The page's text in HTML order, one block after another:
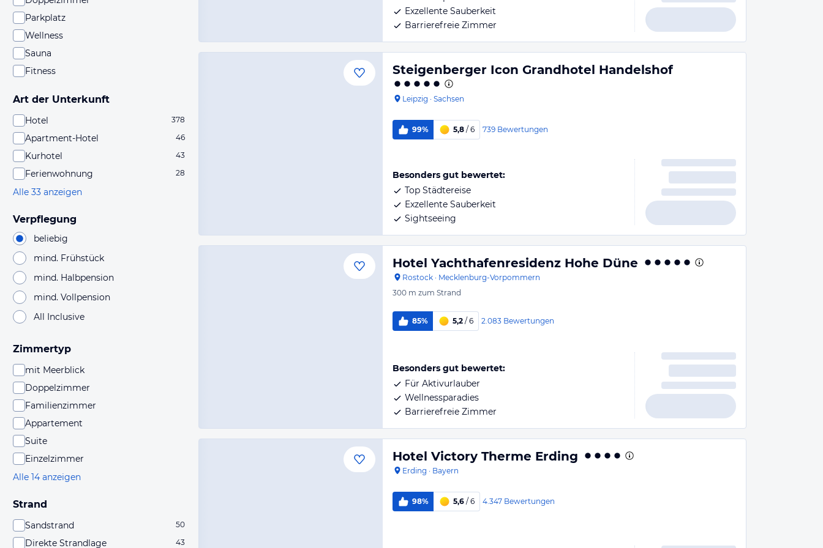
Parkplatz
Wellness
Sauna
Fitness
Art der Unterkunft
Hotel 378
Apartment-Hotel 46
Kurhotel 43
Ferienwohnung 28
Alle 33 anzeigen
Verpflegung
beliebig
mind. Frühstück
mind. Halbpension
mind. Vollpension
All Inclusive
Zimmertyp
mit Meerblick
Doppelzimmer
Familienzimmer
Appartement
Suite
Einzelzimmer
Alle 14 anzeigen
Strand
Sandstrand 50
Direkte Strandlage 43
Exzellente Sauberkeit
Barrierefreie Zimmer
Steigenberger Icon Grandhotel Handelshof
Leipzig · Sachsen
99% 5,8 / 6 739 Bewertungen
Besonders gut bewertet:
Top Städtereise
Exzellente Sauberkeit
Sightseeing
Hotel Yachthafenresidenz Hohe Düne
Rostock · Mecklenburg-Vorpommern
300 m zum Strand
85% 5,2 / 6 2.083 Bewertungen
Besonders gut bewertet:
Für Aktivurlauber
Wellnessparadies
Barrierefreie Zimmer
Hotel Victory Therme Erding
Erding · Bayern
98% 5,6 / 6 4.347 Bewertungen